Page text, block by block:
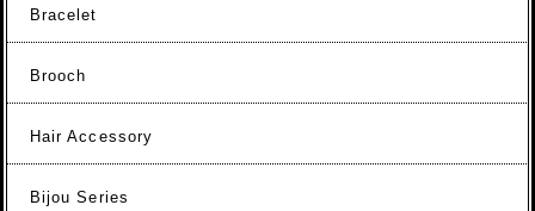
Bracelet
Brooch
Hair Accessory
Bijou Series